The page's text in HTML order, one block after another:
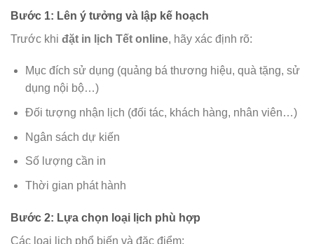
Bước 1: Lên ý tưởng và lập kế hoạch
Trước khi đặt in lịch Tết online, hãy xác định rõ:
Mục đích sử dụng (quảng bá thương hiệu, quà tặng, sử
dụng nội bộ…)
Đối tượng nhận lịch (đối tác, khách hàng, nhân viên…)
Ngân sách dự kiến
Số lượng cần in
Thời gian phát hành
Bước 2: Lựa chọn loại lịch phù hợp
Các loại lịch phổ biến và đặc điểm: